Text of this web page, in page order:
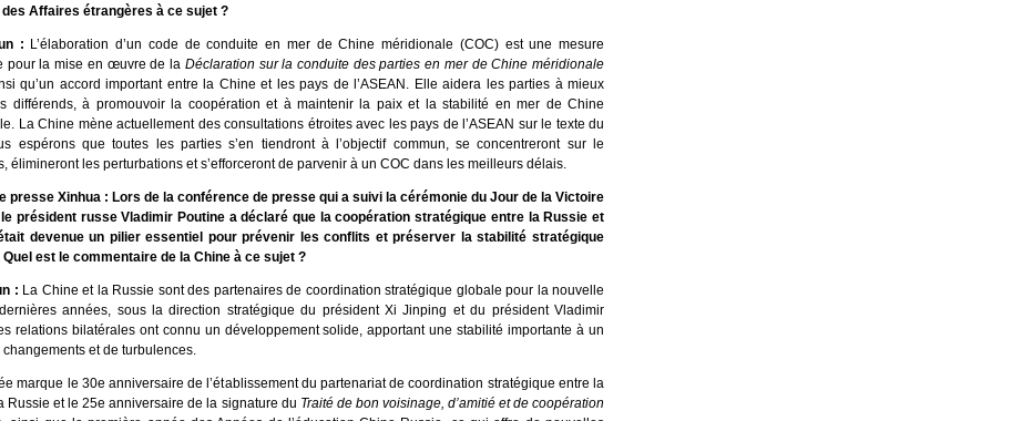
Affaires étrangères à ce sujet ?
: L’élaboration d’un code de conduite en mer de Chine méridionale (COC) est une mesure
pour la mise en œuvre de la Déclaration sur la conduite des parties en mer de Chine méridionale
qu’un accord important entre la Chine et les pays de l’ASEAN. Elle aidera les parties à mieux
différends, à promouvoir la coopération et à maintenir la paix et la stabilité en mer de Chine
La Chine mène actuellement des consultations étroites avec les pays de l’ASEAN sur le texte du
espérons que toutes les parties s’en tiendront à l’objectif commun, se concentreront sur le
élimineront les perturbations et s’efforceront de parvenir à un COC dans les meilleurs délais.
presse Xinhua : Lors de la conférence de presse qui a suivi la cérémonie du Jour de la Victoire
président russe Vladimir Poutine a déclaré que la coopération stratégique entre la Russie et
devenue un pilier essentiel pour prévenir les conflits et préserver la stabilité stratégique
Quel est le commentaire de la Chine à ce sujet ?
: La Chine et la Russie sont des partenaires de coordination stratégique globale pour la nouvelle
années, sous la direction stratégique du président Xi Jinping et du président Vladimir
relations bilatérales ont connu un développement solide, apportant une stabilité importante à un
et de turbulences.
marque le 30e anniversaire de l’établissement du partenariat de coordination stratégique entre la
Russie et le 25e anniversaire de la signature du Traité de bon voisinage, d’amitié et de coopération